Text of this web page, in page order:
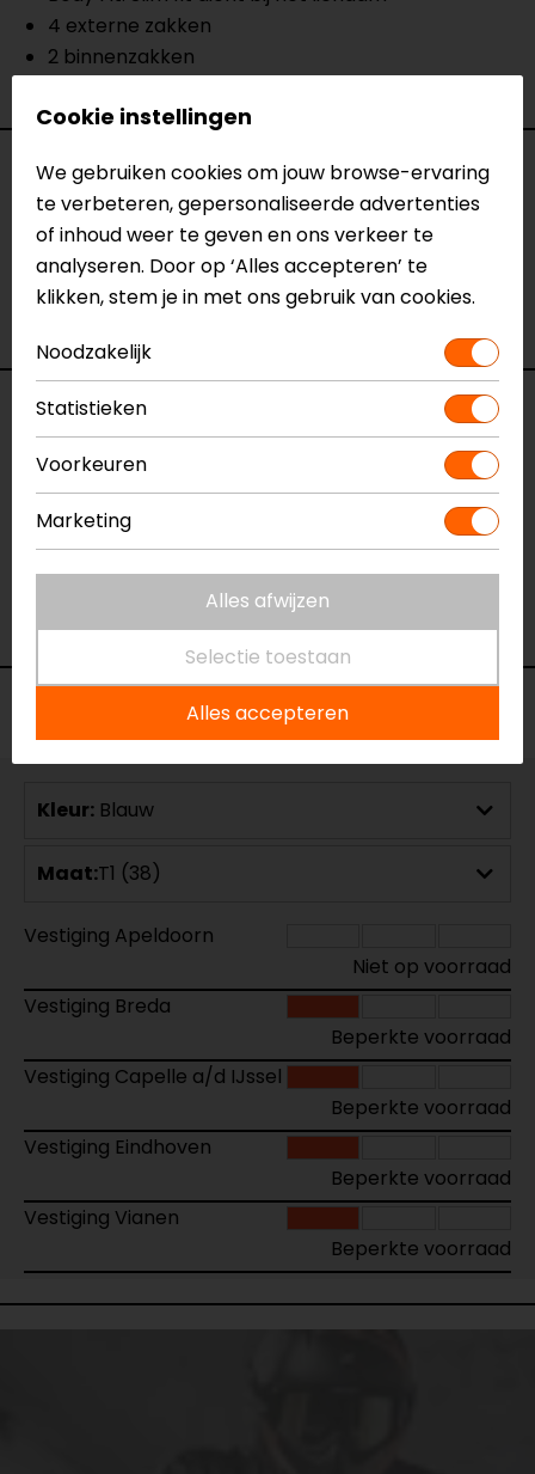
4 externe zakken
2 binnenzakken
Specificaties
Naam
Lady Garrisson
Model
STB951
Merk
Segura
Reviews (1)
31-05-2021
Kleur: Blauw
Maat:T1 (38)
Vestiging Apeldoorn
Niet op voorraad
Vestiging Breda
Beperkte voorraad
Vestiging Capelle a/d IJssel
Beperkte voorraad
Vestiging Eindhoven
Beperkte voorraad
Vestiging Vianen
Beperkte voorraad
Cookie instellingen
We gebruiken cookies om jouw browse-ervaring
te verbeteren, gepersonaliseerde advertenties
of inhoud weer te geven en ons verkeer te
analyseren. Door op ‘Alles accepteren’ te
klikken, stem je in met ons gebruik van cookies.
Noodzakelijk
Statistieken
Voorkeuren
Marketing
Alles afwijzen
Selectie toestaan
Alles accepteren